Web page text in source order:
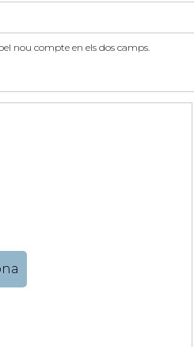
nou compte en els dos camps.